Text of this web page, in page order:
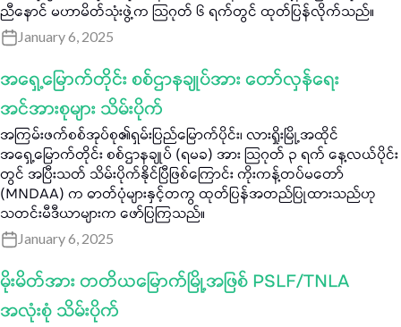
ညီနောင် မဟာမိတ်သုံးဖွဲ့က သြဂုတ် ၆ ရက်တွင် ထုတ်ပြန်လိုက်သည်။
January 6, 2025
အရှေ့မြောက်တိုင်း စစ်ဌာနချုပ်အား တော်လှန်ရေး
အင်အားစုများ သိမ်းပိုက်
အကြမ်းဖက်စစ်အုပ်စု၏ရှမ်းပြည်မြောက်ပိုင်း၊ လားရှိုးမြို့အထိုင်
အရှေ့မြောက်တိုင်း စစ်ဌာနချုပ် (ရမခ) အား သြဂုတ် ၃ ရက် နေ့လယ်ပိုင်း
တွင် အပြီးသတ် သိမ်းပိုက်နိုင်ပြီဖြစ်ကြောင်း ကိုးကန့်တပ်မတော်
(MNDAA) က ဓာတ်ပုံများနှင့်တကွ ထုတ်ပြန်အတည်ပြုထားသည်ဟု
သတင်းမီဒီယာများက ဖော်ပြကြသည်။
January 6, 2025
မိုးမိတ်အား တတိယမြောက်မြို့အဖြစ် PSLF/TNLA
အလုံးစုံ သိမ်းပိုက်